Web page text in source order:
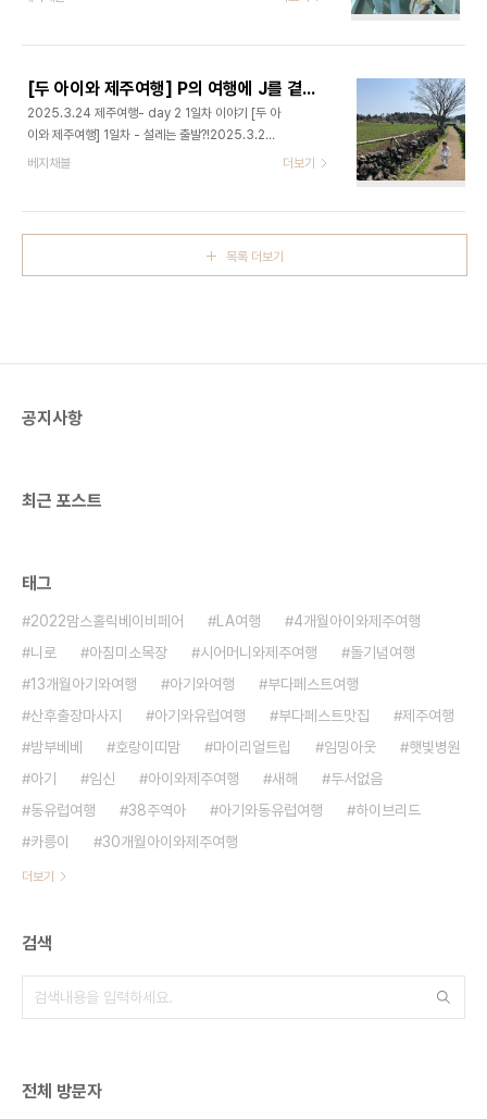
나는 바로 하나를 찾아내었다. 그 뒤로는 정말 너무
었다..
가 5000포인트나 소멸된다는 이슈 여행의 계획아
이와 함께 하는 여행은 하루에 여러 일정을 소화하겠
다는 욕심따위는 버리고 하루에 한가지 굵직한 일정
만 해내도 그날은 잘 보냈다고 생각한다. 그래서 미리
어디로 갈 지, 무엇을 하면 좋을지 생각하며 정보를
지러 가기' 를 위해 아침미소목장을 일정으로 넣었다.
[두 아이와 제주여행] P의 여행에 J를 곁들이다. - 아침미소목장
2025.3.24 제주여행- day 2 1일차 이야기 [두 아
이와 제주여행] 1일차 - 설레는 출발?!2025.3.23
제주여행 - day 1 제주도 살러 갈래?작년 11월 말,
(Airbnb) 숙소 - 바람이 쉬어가는 집 '언니네밥상'우
베지채블 더보기
목록 더보기
공지사항
최근 포스트
태그
2022맘스홀릭베이비페어 LA여행
4개월아이와제주여행
니로
아침미소목장 시어머니와제주여행
돌기념여행
13개월아기와여행
아기와여행
부다페스트여행
산후출장마사지
아기와유럽여행 부다페스트맛집
제주여행
밤부베베
호랑이띠맘 마이리얼트립 임밍아웃
햇빛병원
아기
임신 아이와제주여행 새해
두서없음
동유럽여행
38주역아 아기와동유럽여행
하이브리드
카릉이
30개월아이와제주여행
더보기
검색
전체 방문자